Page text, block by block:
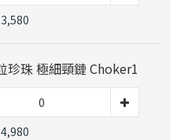
珍珠 極細頸鏈 Choker1